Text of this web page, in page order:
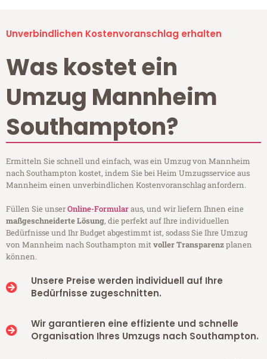
Unverbindlichen Kostenvoranschlag erhalten
Was kostet ein
Umzug Mannheim
Southampton?
Ermitteln Sie schnell und einfach, was ein Umzug von Mannheim
nach Southampton kostet, indem Sie bei Heim Umzugsservice aus
Mannheim einen unverbindlichen Kostenvoranschlag anfordern.
Füllen Sie unserOnline-Formularaus, und wir liefern Ihnen eine
maßgeschneiderte Lösung, die perfekt auf Ihre individuellen
Bedürfnisse und Ihr Budget abgestimmt ist, sodass Sie Ihre Umzug
von Mannheim nach Southampton mitvoller Transparenzplanen
können.
Unsere Preise werden individuell auf Ihre
Bedürfnisse zugeschnitten.
Wir garantieren eine effiziente und schnelle
Organisation Ihres Umzugs nach Southampton.